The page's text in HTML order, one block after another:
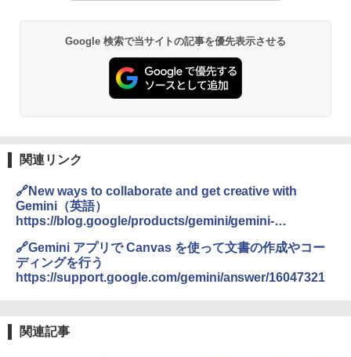
Google 検索で当サイトの記事を優先表示させる
関連リンク
🔗New ways to collaborate and get creative with
Gemini（英語）
https://blog.google/products/gemini/gemini-
🔗Gemini アプリで Canvas を使って文書の作成やコー
ディングを行う
https://support.google.com/gemini/answer/16047321
関連記事